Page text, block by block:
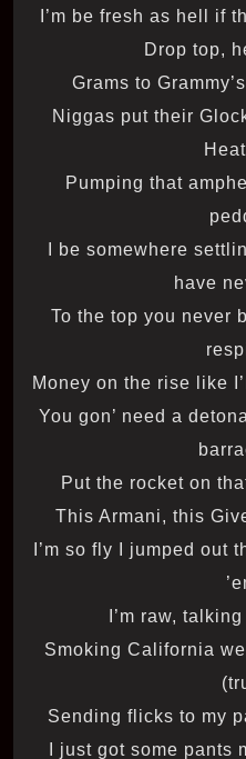
I’m be fresh as hell if
Drop top,
Grams to
Niggas put their
Pumping that
I be somewhere
have
To the top you never
Money on the rise like
You gon’ need a
Put the rocket on
This Armani, this
I’m so fly I jumped out
I’m raw,
Smoking California
Sending flicks to my
I just got some pants